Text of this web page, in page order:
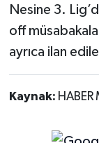
Nesine 3.
off
ayrıca ilan
Kaynak: HABER